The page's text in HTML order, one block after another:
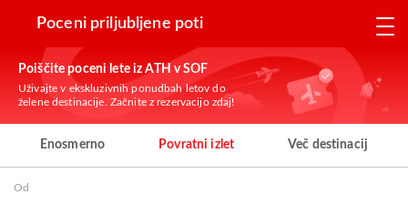
Poceni priljubljene poti
Poiščite poceni lete iz ATH v SOF
Uživajte v ekskluzivnih ponudbah letov do
želene destinacije. Začnite z rezervacijo zdaj!
Enosmerno Povratni izlet Več destinacij
Od